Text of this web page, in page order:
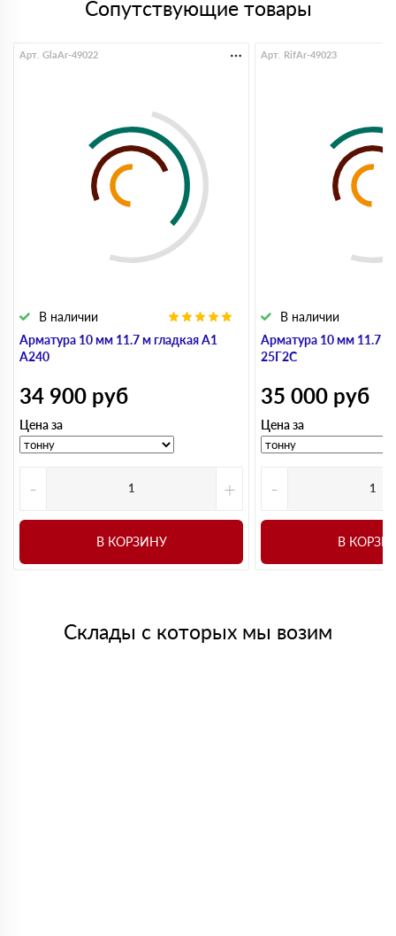
Сопутствующие товары
Арматура 10 мм 11.7 м гладкая А1
А240
В наличии
Арт. GlaAr-49022
34 900 руб
Цена за
- +
В КОРЗИНУ
Арматура 10 мм 11.7 м
25Г2С
В наличии
Арт. RifAr-49023
35 000 руб
Цена за
-
В
Склады с которых мы возим